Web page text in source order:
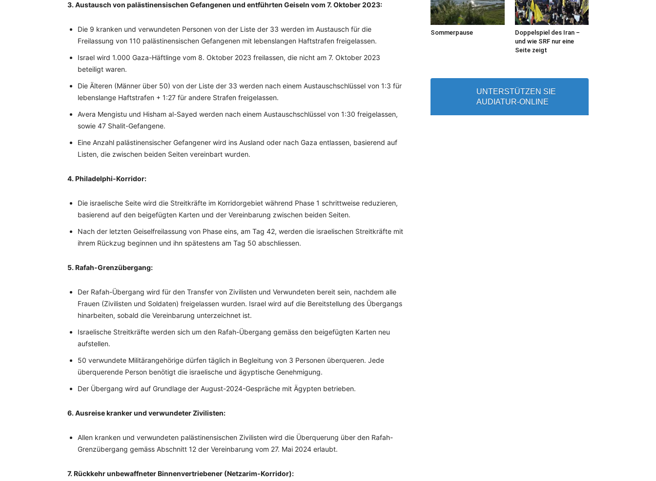
3. Austausch von palästinensischen Gefangenen und entführten Geiseln vom 7. Oktober 2023:
Die 9 kranken und verwundeten Personen von der Liste der 33 werden im Austausch für die
Freilassung von 110 palästinensischen Gefangenen mit lebenslangen Haftstrafen freigelassen.
Israel wird 1.000 Gaza-Häftlinge vom 8. Oktober 2023 freilassen, die nicht am 7. Oktober 2023
beteiligt waren.
Die Älteren (Männer über 50) von der Liste der 33 werden nach einem Austauschschlüssel von 1:3 für
lebenslange Haftstrafen + 1:27 für andere Strafen freigelassen.
Avera Mengistu und Hisham al-Sayed werden nach einem Austauschschlüssel von 1:30 freigelassen,
sowie 47 Shalit-Gefangene.
Eine Anzahl palästinensischer Gefangener wird ins Ausland oder nach Gaza entlassen, basierend auf
Listen, die zwischen beiden Seiten vereinbart wurden.
4. Philadelphi-Korridor:
Die israelische Seite wird die Streitkräfte im Korridorgebiet während Phase 1 schrittweise reduzieren,
basierend auf den beigefügten Karten und der Vereinbarung zwischen beiden Seiten.
Nach der letzten Geiselfreilassung von Phase eins, am Tag 42, werden die israelischen Streitkräfte mit
ihrem Rückzug beginnen und ihn spätestens am Tag 50 abschliessen.
5. Rafah-Grenzübergang:
Der Rafah-Übergang wird für den Transfer von Zivilisten und Verwundeten bereit sein, nachdem alle
Frauen (Zivilisten und Soldaten) freigelassen wurden. Israel wird auf die Bereitstellung des Übergangs
hinarbeiten, sobald die Vereinbarung unterzeichnet ist.
Israelische Streitkräfte werden sich um den Rafah-Übergang gemäss den beigefügten Karten neu
aufstellen.
50 verwundete Militärangehörige dürfen täglich in Begleitung von 3 Personen überqueren. Jede
überquerende Person benötigt die israelische und ägyptische Genehmigung.
Der Übergang wird auf Grundlage der August-2024-Gespräche mit Ägypten betrieben.
6. Ausreise kranker und verwundeter Zivilisten:
Allen kranken und verwundeten palästinensischen Zivilisten wird die Überquerung über den Rafah-
Grenzübergang gemäss Abschnitt 12 der Vereinbarung vom 27. Mai 2024 erlaubt.
7. Rückkehr unbewaffneter Binnenvertriebener (Netzarim-Korridor):
Sommerpause
Doppelspiel des Iran –
und wie SRF nur eine
Seite zeigt
UNTERSTÜTZEN SIE
AUDIATUR-ONLINE